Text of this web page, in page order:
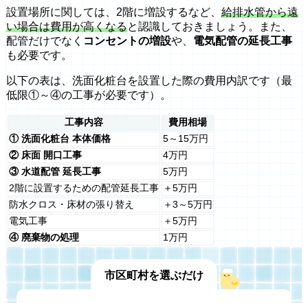
設置場所に関しては、2階に増設するなど、 給排水管から遠
い場合は費用が高くなると認識しておきましょう。また、
配管だけでなく コンセントの増設や、 電気配管の延長工事
も必要です。
以下の表は、洗面化粧台を設置した際の費用内訳です（最
低限①～④の工事が必要です）。
工事内容
費用相場
① 洗面化粧台 本体価格
5～15万円
② 床面 開口工事
4万円
③ 水道配管 延長工事
5万円
2階に設置するための配管延長工事 ＋5万円
防水クロス・床材の張り替え
＋3～5万円
電気工事
＋5万円
④ 廃棄物の処理
1万円
市区町村を選ぶだけ